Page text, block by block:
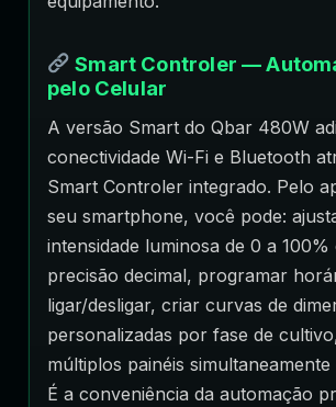
Smart Controler —
pelo Celular
A versão Smart do Qbar 480W
conectividade Wi-Fi e Bluetooth
Smart Controler integrado. Pelo
seu smartphone, você pode:
intensidade luminosa de 0 a 100%
precisão decimal, programar
ligar/desligar, criar curvas de
personalizadas por fase de
múltiplos painéis simultaneamente
É a conveniência da automação